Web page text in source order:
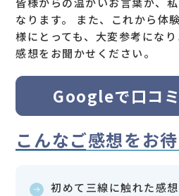
なります。 また、これから体
様にとっても、大変参考にな
感想をお聞かせください。
Googleで口コ
こんなご感想をお
初めて三線に触れた感想